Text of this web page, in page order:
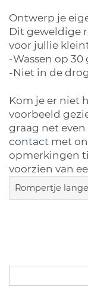
Ontwerp je
Dit geweldige
voor jullie
-Wassen op 30
-Niet in de
Kom je er niet
voorbeeld
graag net
contact met
opmerkingen
voorzien van
Rompertje